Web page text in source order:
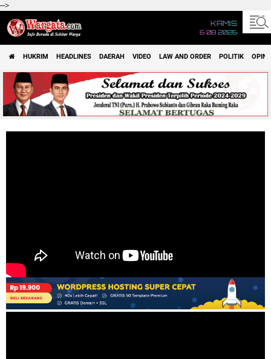
-->
KAMIS
6 08 2026
HUKRIM HEADLINES DAERAH VIDEO LAW AND ORDER POLITIK OPINI